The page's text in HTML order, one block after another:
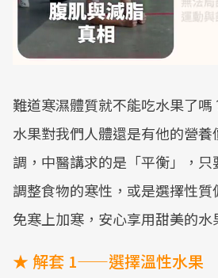
難道寒濕體質就不能吃水果了
水果對我們人體還是有他的營
調，中醫講求的是「平衡」，
調整食物的寒性，或是選擇性
免寒上加寒，安心享用甜美的水
★ 解套 1——選擇溫性水果